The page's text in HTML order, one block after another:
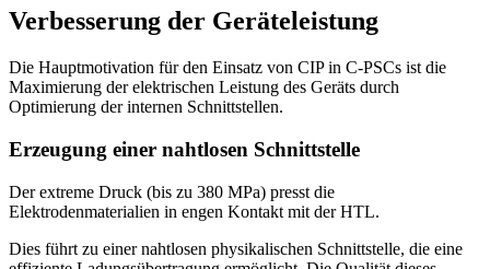
Verbesserung der Geräteleistung
Die Hauptmotivation für den Einsatz von CIP in C-PSCs ist die
Maximierung der elektrischen Leistung des Geräts durch
Optimierung der internen Schnittstellen.
Erzeugung einer nahtlosen Schnittstelle
Der extreme Druck (bis zu 380 MPa) presst die
Elektrodenmaterialien in engen Kontakt mit der HTL.
Dies führt zu einer nahtlosen physikalischen Schnittstelle, die eine